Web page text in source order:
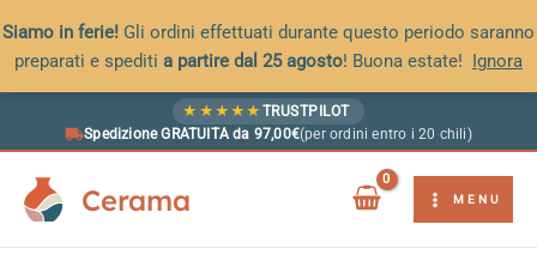
Siamo in ferie! Gli ordini effettuati durante questo periodo saranno
preparati e spediti a partire dal 25 agosto! Buona estate! Ignora
★ ★ ★ ★ ★ TRUSTPILOT
Spedizione GRATUITA da 97,00€(per ordini entro i 20 chili)
Cerama MENU